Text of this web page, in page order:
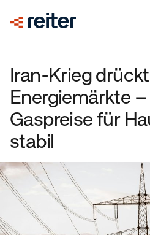
Iran-Krieg
Energiemärkte
Gaspreise für
stabil